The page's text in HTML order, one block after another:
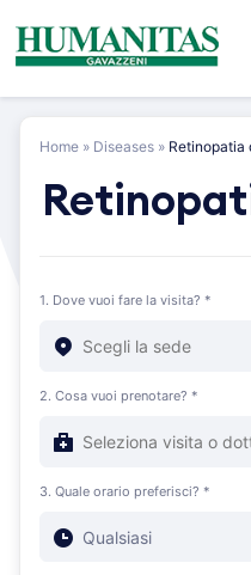
content
Home » Diseases » Retinopatia
1. Dove vuoi fare la visita? *
2. Cosa vuoi prenotare? *
3. Quale orario preferisci? *